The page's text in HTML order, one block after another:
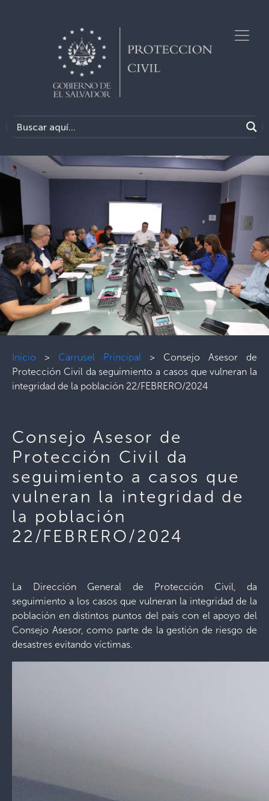
Inicio > Carrusel Principal > Consejo Asesor de
Protección Civil da seguimiento a casos que vulneran la
integridad de la población 22/FEBRERO/2024
Consejo Asesor de
Protección Civil da
seguimiento a casos que
vulneran la integridad de
la población
22/FEBRERO/2024
La Dirección General de Protección Civil, da
seguimiento a los casos que vulneran la integridad de la
población en distintos puntos del país con el apoyo del
Consejo Asesor, como parte de la gestión de riesgo de
desastres evitando víctimas.